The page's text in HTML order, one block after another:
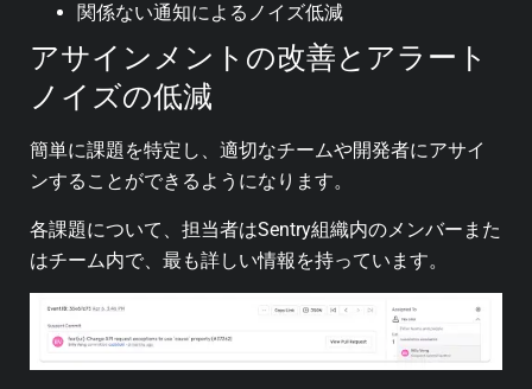
関係ない通知によるノイズ低減
アサインメントの改善とアラート
ノイズの低減
簡単に課題を特定し、適切なチームや開発者にアサイ
ンすることができるようになります。
各課題について、担当者はSentry組織内のメンバーまた
はチーム内で、最も詳しい情報を持っています。